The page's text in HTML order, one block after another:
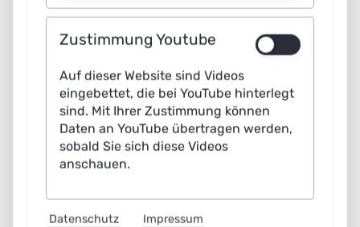
Unterstützung von KMU
Zustimmung Youtube
Auf dieser Website sind Videos
eingebettet, die bei YouTube hinterlegt
sind. Mit Ihrer Zustimmung können
Daten an YouTube übertragen werden,
sobald Sie sich diese Videos
anschauen.
Datenschutz Impressum